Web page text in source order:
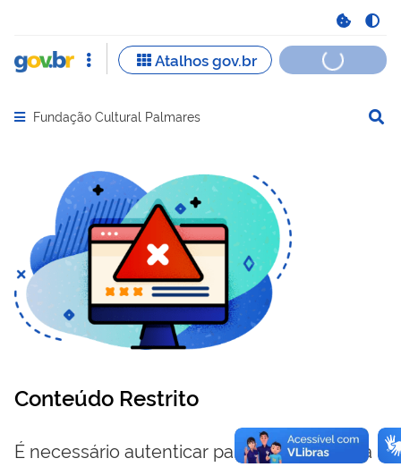
Abrir menu principal de navegação
Fundação Cultural Palmares
Conteúdo Restrito
É necessário autenticar para visualizar essa